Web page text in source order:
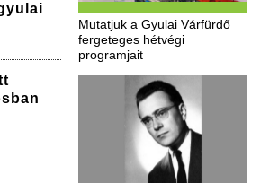
Mutatjuk a Gyulai Várfürdő
fergeteges hétvégi
programjait